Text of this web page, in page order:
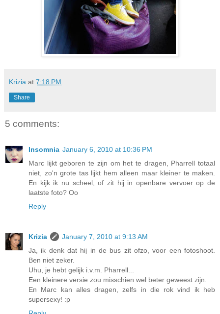
Krizia at 7:18 PM
Share
5 comments:
Insomnia January 6, 2010 at 10:36 PM
Marc lijkt geboren te zijn om het te dragen, Pharrell totaal
niet, zo'n grote tas lijkt hem alleen maar kleiner te maken.
En kijk ik nu scheel, of zit hij in openbare vervoer op de
laatste foto? Oo
Reply
Krizia
January 7, 2010 at 9:13 AM
Ja, ik denk dat hij in de bus zit ofzo, voor een fotoshoot.
Ben niet zeker.
Uhu, je hebt gelijk i.v.m. Pharrell...
Een kleinere versie zou misschien wel beter geweest zijn.
En Marc kan alles dragen, zelfs in die rok vind ik heb
supersexy! :p